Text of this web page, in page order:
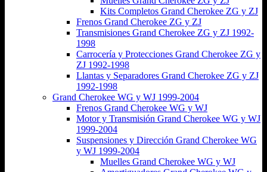
Kits Completos Grand Cherokee ZG y ZJ
Frenos Grand Cherokee ZG y ZJ
Transmisiones Grand Cherokee ZG y ZJ 1992-
1998
Carrocería y Protecciones Grand Cherokee ZG y
ZJ 1992-1998
Llantas y Separadores Grand Cherokee ZG y ZJ
1992-1998
Grand Cherokee WG y WJ 1999-2004
Frenos Grand Cherokee WG y WJ
Motor y Transmisión Grand Cherokee WG y WJ
1999-2004
Suspensiones y Dirección Grand Cherokee WG
y WJ 1999-2004
Muelles Grand Cherokee WG y WJ